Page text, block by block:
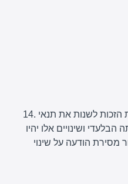
14. הנהלת האתר שומרת לעצמה את הזכות לשנות את תנאי
ושינויים אלו יהיו
הודעה על שינוי